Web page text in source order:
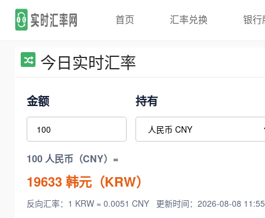
首页 汇率兑换 银行
今日实时汇率
金额 持有
100 人民币（CNY）=
19633韩元（KRW）
反向汇率：1 KRW = 0.0051 CNY 更新时间：2026-08-08